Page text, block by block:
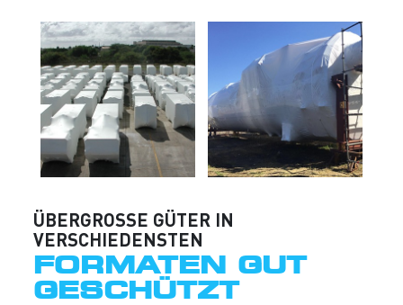
ÜBERGROSSE GÜTER IN V
ERSCHIEDENSTEN
FORMATEN GUT
GESCHÜTZT